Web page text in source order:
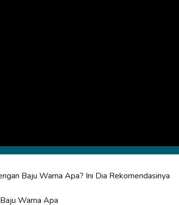
Baju Warna Apa? Ini Dia Rekomendasinya